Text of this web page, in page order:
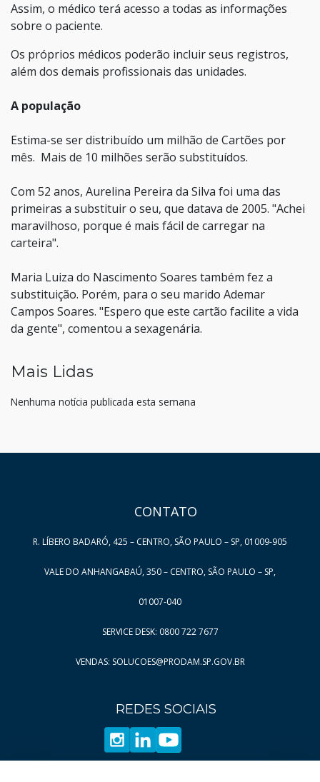
Assim, o médico terá acesso a todas as informações
sobre o paciente.
Os próprios médicos poderão incluir seus registros,
além dos demais profissionais das unidades.
A população
Estima-se ser distribuído um milhão de Cartões por
mês. Mais de 10 milhões serão substituídos.
Com 52 anos, Aurelina Pereira da Silva foi uma das
primeiras a substituir o seu, que datava de 2005. "Achei
maravilhoso, porque é mais fácil de carregar na
carteira".
Maria Luiza do Nascimento Soares também fez a
substituição. Porém, para o seu marido Ademar
Campos Soares. "Espero que este cartão facilite a vida
da gente", comentou a sexagenária.
Mais Lidas
Nenhuma notícia publicada esta semana
CONTATO
R. LÍBERO BADARÓ, 425 – CENTRO, SÃO PAULO – SP, 01009-905
VALE DO ANHANGABAÚ, 350 – CENTRO, SÃO PAULO – SP,
01007-040
SERVICE DESK: 0800 722 7677
VENDAS: SOLUCOES@PRODAM.SP.GOV.BR
REDES SOCIAIS